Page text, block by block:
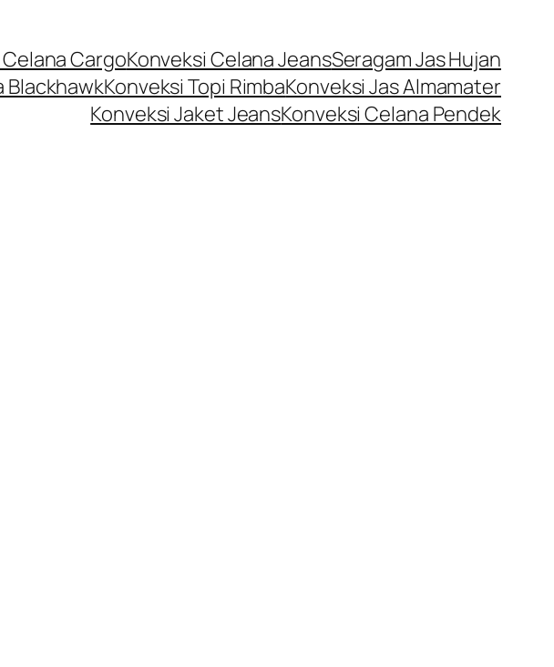
CargoKonveksi Celana JeansSeragam Jas Hujan
BlackhawkKonveksi Topi RimbaKonveksi Jas Almamater
Konveksi Jaket JeansKonveksi Celana Pendek